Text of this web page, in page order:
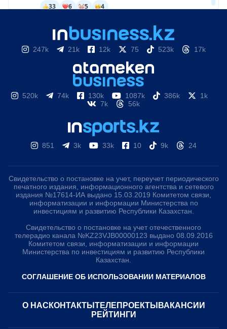
247k 21k 12k 75 523k 17k
520k 74k 130k 1087k 386k
1k
7k
56k
851 3k 33k 10 9k 24
Свидетельство о постановке на учет, переучет периодического
печатного издания, информационного агентства и сетевого
издания №17614-ИА выдано 15.03.2019 Комитетом связи,
информатизации и информации Министерства по
инвестициям и развитию Республики Казахстан.
Свидетельство о постановке на учет отечественного
телерадио канала №KZ23VJB00000123 выдано 08.09.2016
Комитетом связи, информатизации и информации
Министерства по инвестициям и развитию Республики
Казахстан.
СОГЛАШЕНИЕ ОБ ИСПОЛЬЗОВАНИИ МАТЕРИАЛОВ
О НАС КОНТАКТЫ ТЕЛЕПРОЕКТЫ ВАКАНСИИ
РЕЙТИНГИ